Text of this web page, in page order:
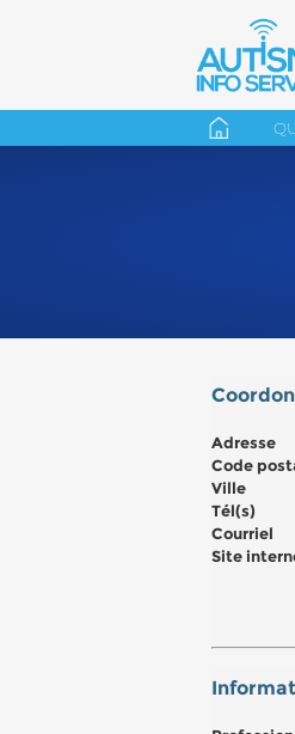
Adresse
Code
Ville
Tél(s)
Courriel
Site